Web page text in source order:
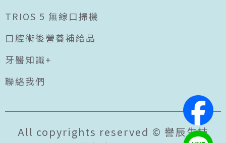
TRIOS 5 無線口掃機
口腔術後營養補給品
牙醫知識+
聯絡我們
All copyrights reserved © 譽辰生技